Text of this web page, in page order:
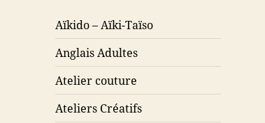
Aïkido – Aïki-Taïso
Anglais Adultes
Atelier couture
Ateliers Créatifs